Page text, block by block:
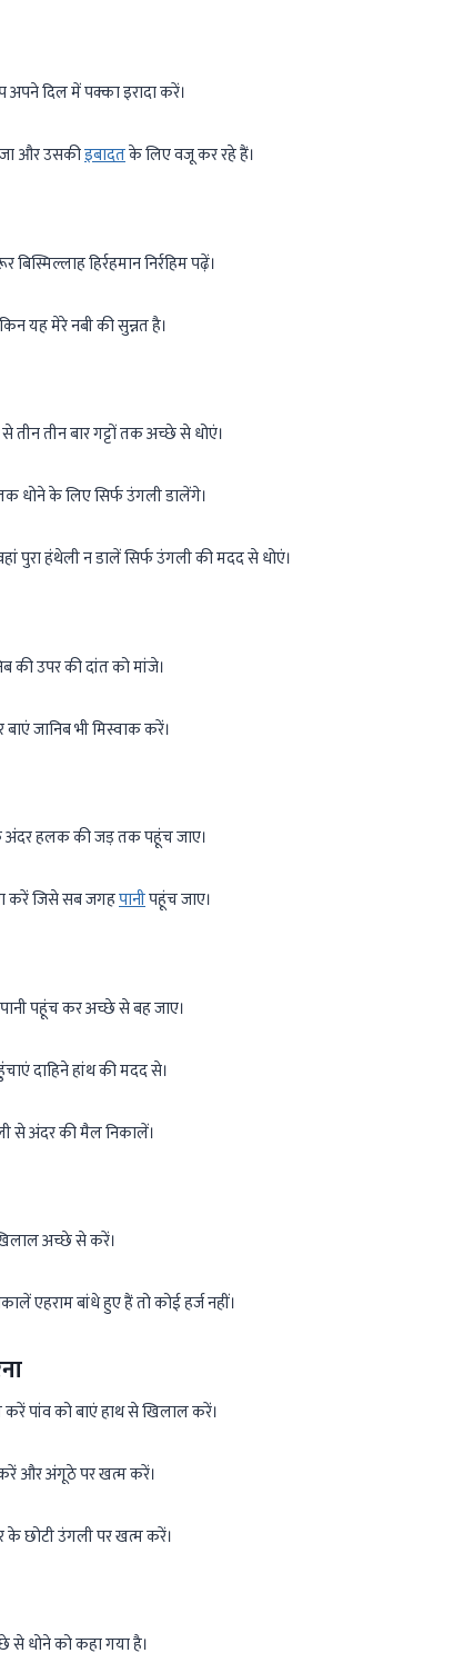
दिल में पक्का इरादा करें।
और उसकीइबादतके लिए वजू कर रहे हैं।
हिर्रहमान निर्रहिम पढ़ें।
यह मेरे नबी की सुन्नत है।
तीन बार गट्टों तक अच्छे से धोएं।
धोने के लिए सिर्फ उंगली डालेंगे।
पुरा हंथेली न डालें सिर्फ उंगली की मदद से धोएं।
की उपर की दांत को मांजे।
जानिब भी मिस्वाक करें।
अंदर हलक की जड़ तक पहूंच जाए।
करें जिसे सब जगहपानीपहूंच जाए।
पहूंच कर अच्छे से बह जाए।
दाहिने हांथ की मदद से।
से अंदर की मैल निकालें।
अच्छे से करें।
एहराम बांधे हुए हैं तो कोई हर्ज नहीं।
पांव को बाएं हाथ से खिलाल करें।
और अंगूठे पर खत्म करें।
छोटी उंगली पर खत्म करें।
से धोने को कहा गया है।